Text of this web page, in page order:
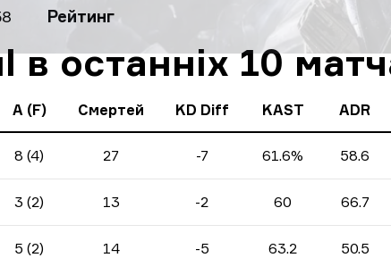
Рейтинг
останніх 10
A (F) Смертей KD Diff KAST ADR
8 (4) 27 -7 61.6% 58.6
3 (2) 13 -2 60 66.7
5 (2) 14 -5 63.2 50.5